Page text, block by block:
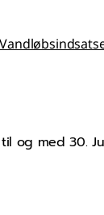
og med 30.